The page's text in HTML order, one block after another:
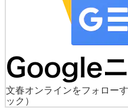
文春オンラインをフォロー
ック）